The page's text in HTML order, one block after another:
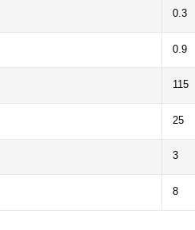
0.3
0.9
115
25
3
8